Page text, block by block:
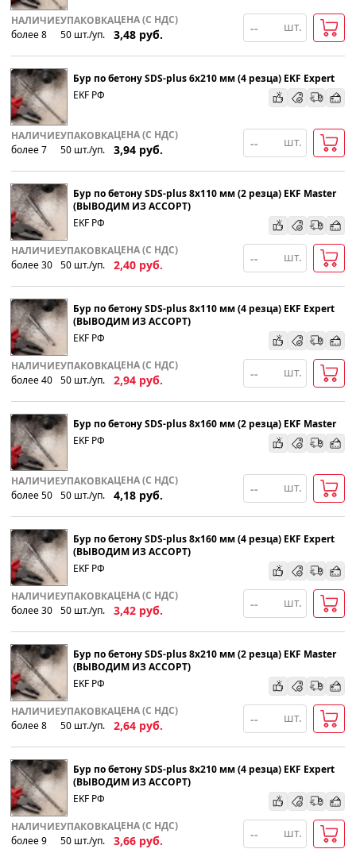
НАЛИЧИЕ
более 8
УПАКОВКА
50 шт./уп.
ЦЕНА (С НДС)
3,48 руб.
шт.
Бур по бетону SDS-plus 6х210 мм (4 резца) EKF Expert
EKF РФ
НАЛИЧИЕ
более 7
УПАКОВКА
50 шт./уп.
ЦЕНА (С НДС)
3,94 руб.
шт.
Бур по бетону SDS-plus 8х110 мм (2 резца) EKF Master
(ВЫВОДИМ ИЗ АССОРТ)
EKF РФ
НАЛИЧИЕ
более 30
УПАКОВКА
50 шт./уп.
ЦЕНА (С НДС)
2,40 руб.
шт.
Бур по бетону SDS-plus 8х110 мм (4 резца) EKF Expert
(ВЫВОДИМ ИЗ АССОРТ)
EKF РФ
НАЛИЧИЕ
более 40
УПАКОВКА
50 шт./уп.
ЦЕНА (С НДС)
2,94 руб.
шт.
Бур по бетону SDS-plus 8х160 мм (2 резца) EKF Master
EKF РФ
НАЛИЧИЕ
более 50
УПАКОВКА
50 шт./уп.
ЦЕНА (С НДС)
4,18 руб.
шт.
Бур по бетону SDS-plus 8х160 мм (4 резца) EKF Expert
(ВЫВОДИМ ИЗ АССОРТ)
EKF РФ
НАЛИЧИЕ
более 30
УПАКОВКА
50 шт./уп.
ЦЕНА (С НДС)
3,42 руб.
шт.
Бур по бетону SDS-plus 8х210 мм (2 резца) EKF Master
(ВЫВОДИМ ИЗ АССОРТ)
EKF РФ
НАЛИЧИЕ
более 8
УПАКОВКА
50 шт./уп.
ЦЕНА (С НДС)
2,64 руб.
шт.
Бур по бетону SDS-plus 8х210 мм (4 резца) EKF Expert
(ВЫВОДИМ ИЗ АССОРТ)
EKF РФ
НАЛИЧИЕ
более 9
УПАКОВКА
50 шт./уп.
ЦЕНА (С НДС)
3,66 руб.
шт.